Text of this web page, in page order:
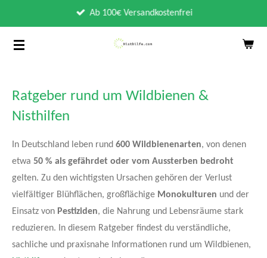
Hauptinhalt
springen
Ab 100€ Versandkostenfrei
Ratgeber rund um Wildbienen &
Nisthilfen
In Deutschland leben rund 600 Wildbienenarten, von denen
etwa 50 % als gefährdet oder vom Aussterben bedroht
gelten. Zu den wichtigsten Ursachen gehören der Verlust
vielfältiger Blühflächen, großflächige Monokulturen und der
Einsatz von Pestiziden, die Nahrung und Lebensräume stark
reduzieren. In diesem Ratgeber findest du verständliche,
sachliche und praxisnahe Informationen rund um Wildbienen,